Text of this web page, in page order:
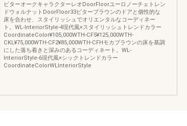
ビターオークキャラクターレオDoorFloorユーロノーチェトレン
ドウォルナットDoorFloor33ビターブラウンのドアと個性的な
床を合わせ、スタイリッシュでオリエンタルなコーディネー
ト。WL-InteriorStyle-4現代風×スタイリッシュトレンドカラー
CoordinateColor¥105,000WTH-CF5¥125,000WTH-
CKL¥75,000WTH-CF2¥85,000WTH-CFHモカブラウンの床を基調
にした落ち着きと深みのあるコーディネート。WL-
InteriorStyle-6現代風×シックトレンドカラー
CoordinateColorWLInteriorStyle